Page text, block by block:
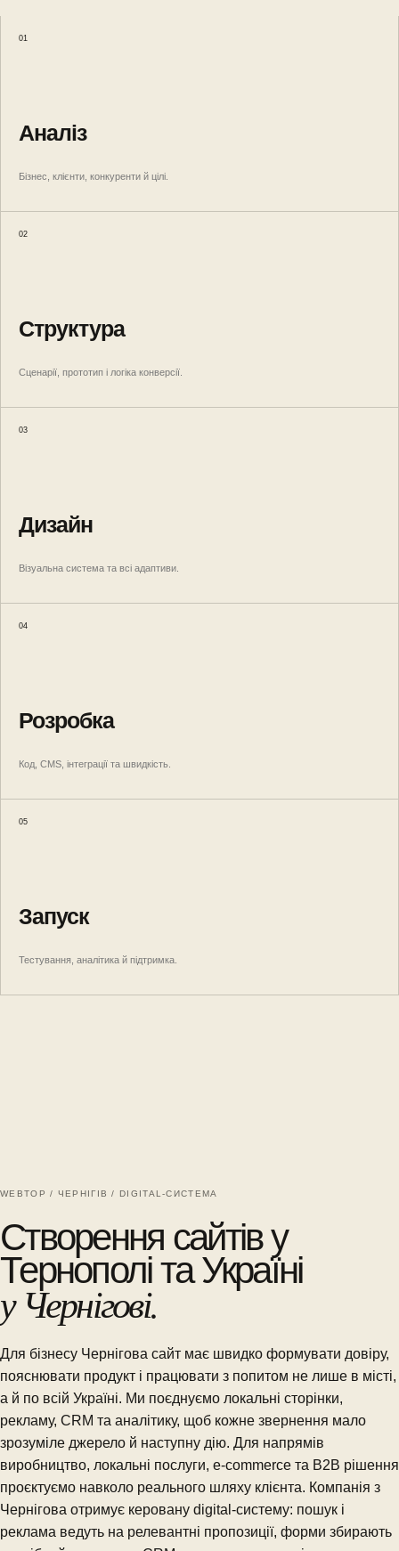
01
Аналіз
Бізнес, клієнти, конкуренти й цілі.
02
Структура
Сценарії, прототип і логіка конверсії.
03
Дизайн
Візуальна система та всі адаптиви.
04
Розробка
Код, CMS, інтеграції та швидкість.
05
Запуск
Тестування, аналітика й підтримка.
WEBTOP / ЧЕРНІГІВ / DIGITAL-СИСТЕМА
Створення сайтів у
Тернополі та Україні
у Чернігові.
Для бізнесу Чернігова сайт має швидко формувати довіру,
пояснювати продукт і працювати з попитом не лише в місті,
а й по всій Україні. Ми поєднуємо локальні сторінки,
рекламу, CRM та аналітику, щоб кожне звернення мало
зрозуміле джерело й наступну дію. Для напрямів
виробництво, локальні послуги, e-commerce та B2B рішення
проєктуємо навколо реального шляху клієнта. Компанія з
Чернігова отримує керовану digital-систему: пошук і
реклама ведуть на релевантні пропозиції, форми збирають